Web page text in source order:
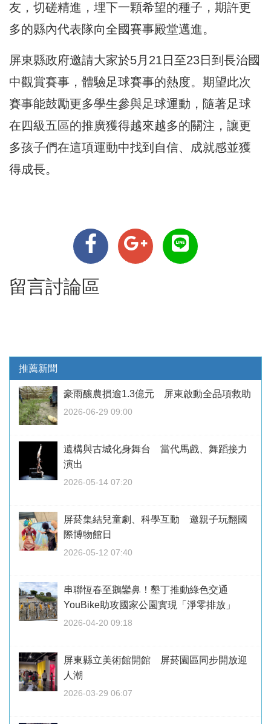
友，切磋精進，埋下一顆希望的種子，期許更
多的縣內代表隊向全國賽事殿堂邁進。
屏東縣政府邀請大家於5月21日至23日到長治國
中觀賞賽事，體驗足球賽事的熱度。期望此次
賽事能鼓勵更多學生參與足球運動，隨著足球
在四級五區的推廣獲得越來越多的關注，讓更
多孩子們在這項運動中找到自信、成就感並獲
得成長。
留言討論區
推薦新聞
豪雨釀農損逾1.3億元 屏東啟動全品項救助
2026-06-29 09:00
遺構與古城化身舞台 當代馬戲、舞蹈接力
演出
2026-05-14 07:20
屏菸集結兒童劇、科學互動 邀親子玩翻國
際博物館日
2026-05-12 07:40
串聯恆春至鵝鑾鼻！墾丁推動綠色交通
YouBike助攻國家公園實現「淨零排放」
2026-04-20 09:18
屏東縣立美術館開館 屏菸園區同步開放迎
人潮
2026-03-29 06:07